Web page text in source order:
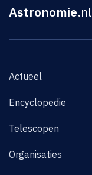
Astronomie.nl
Actueel
Encyclopedie
Telescopen
Organisaties